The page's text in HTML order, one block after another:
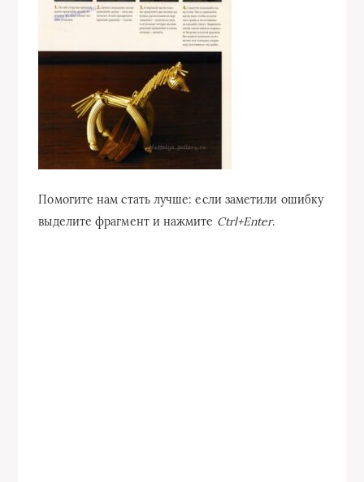
Помогите нам стать лучше: если заметили ошибку
выделите фрагмент и нажмите Ctrl+Enter.